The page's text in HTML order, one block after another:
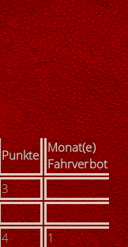
Punkte Monat(e)
Fahrverbot
3
4
1